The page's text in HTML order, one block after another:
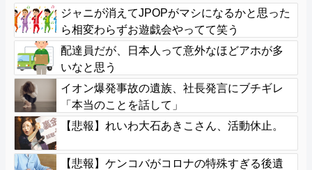
ジャニが消えてJPOPがマシになるかと思った
ら相変わらずお遊戯会やってて笑う
配達員だが、日本人って意外なほどアホが多
いなと思う
イオン爆発事故の遺族、社長発言にブチギレ
「本当のことを話して」
【悲報】れいわ大石あきこさん、活動休止。
【悲報】ケンコバがコロナの特殊すぎる後遺